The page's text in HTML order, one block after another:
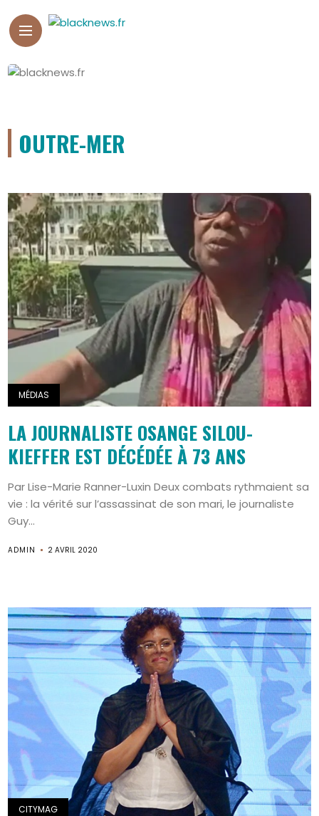
OUTRE-MER
MÉDIAS
LA JOURNALISTE OSANGE SILOU-
KIEFFER EST DÉCÉDÉE À 73 ANS
Par Lise-Marie Ranner-Luxin Deux combats rythmaient sa
vie : la vérité sur l’assassinat de son mari, le journaliste
Guy...
ADMIN 2 AVRIL 2020
CITYMAG